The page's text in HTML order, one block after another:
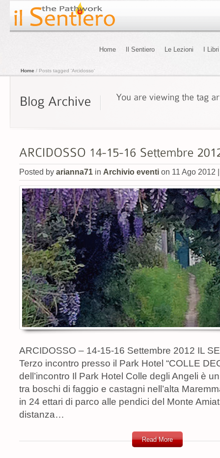
Home Il Sentiero Le Lezioni I Libri
Home / Posts tagged 'Arcidosso'
Posted by arianna71 in Archivio eventi on 11 Ago 2012
ARCIDOSSO – 14-15-16 Settembre 2012 IL
Terzo incontro presso il Park Hotel “COLLE
dell’incontro Il Park Hotel Colle degli Angeli è
tra boschi di faggio e castagni nell’alta
in 24 ettari di parco alle pendici del Monte
distanza…
Read More